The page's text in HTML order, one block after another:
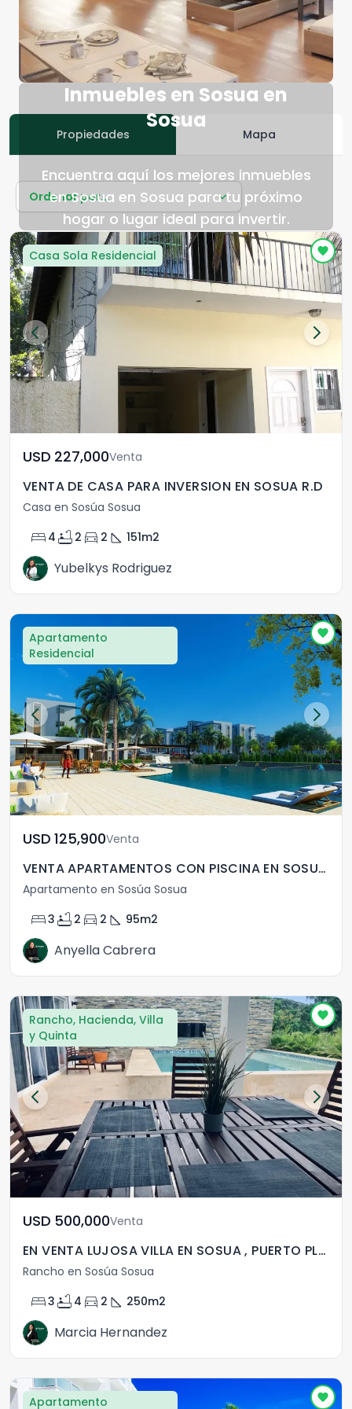
Inmuebles en Sosua en
Sosua
Encuentra aquí los mejores inmuebles
en Sosua en Sosua para tu próximo
hogar o lugar ideal para invertir.
Propiedades Mapa
Ordenar por...
Casa Sola Residencial
USD	227,000Venta
VENTA DE CASA PARA INVERSION EN SOSUA R.D
Casa en Sosúa Sosua
bed 4 bathtub 2 directions_car 2 square_foot 151m2
Yubelkys Rodriguez
Apartamento
Residencial
USD	125,900Venta
VENTA APARTAMENTOS CON PISCINA EN SOSUA , PUERTO PLATA
Apartamento en Sosúa Sosua
bed3 bathtub 2 directions_car 2 square_foot 95m2
Anyella Cabrera
Rancho, Hacienda, Villa
y Quinta
USD	500,000Venta
EN VENTA LUJOSA VILLA EN SOSUA , PUERTO PLATA
Rancho en Sosúa Sosua
bed3 bathtub 4 directions_car 2 square_foot 250m2
Marcia Hernandez
Apartamento